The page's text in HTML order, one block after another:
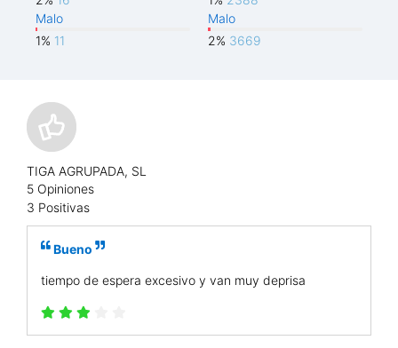
Malo
1% 11
Malo
2% 3669
TIGA AGRUPADA, SL
5 Opiniones
3 Positivas
Bueno
tiempo de espera excesivo y van muy deprisa